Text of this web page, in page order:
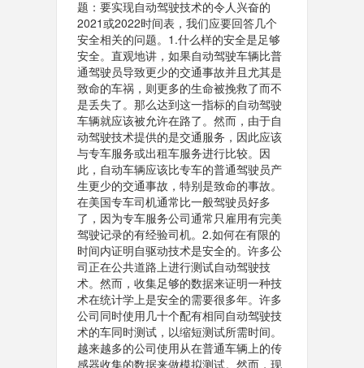
题：要实现自动驾驶技术的令人兴奋的
2021或2022时间表，我们应要回答几个
安全相关的问题。1.什么样的安全是足够
安全。直观地讲，如果自动驾驶车辆比普
通驾驶员导致更少的交通事故并且尤其是
致命的车祸，则更多的生命被挽救了而不
是丢失了。那么达到这一指标的自动驾驶
车辆就应该被允许在路了。然而，由于自
动驾驶技术提供的是交通服务，因此应该
与专车服务或出租车服务进行比较。因
此，自动车辆应该比专车的普通驾驶员产
生更少的交通事故，特别是致命的事故。
在美国专车司机通常比一般驾驶员好多
了，因为专车服务公司通常只雇用有完美
驾驶记录的有经验司机。2.如何在有限的
时间内证明自驱动技术是安全的。许多公
司正在公共道路上进行测试自动驾驶技
术。然而，收集足够的数据来证明一种技
术在统计学上是安全的需要很多年。许多
公司同时使用几十个配有相同自动驾驶技
术的车同时测试，以缩短测试所需时间。
越来越多的公司使用从在普通车辆上的传
感器收集的数据来做模拟测试。然而，现